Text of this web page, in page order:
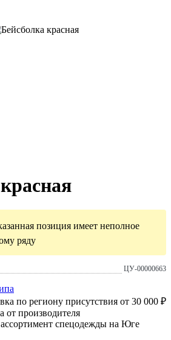
позиция имеет неполное
ряду
ЦУ-00000663
по региону присутствия от 30 000 ₽
от производителя
спецодежды на Юге